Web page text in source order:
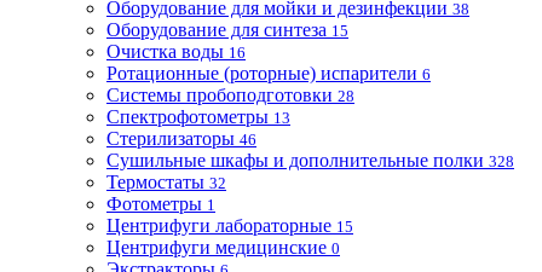
Оборудование для мойки и дезинфекции 38
Оборудование для синтеза 15
Очистка воды 16
Ротационные (роторные) испарители 6
Системы пробоподготовки 28
Спектрофотометры 13
Стерилизаторы 46
Сушильные шкафы и дополнительные полки 328
Термостаты 32
Фотометры 1
Центрифуги лабораторные 15
Центрифуги медицинские 0